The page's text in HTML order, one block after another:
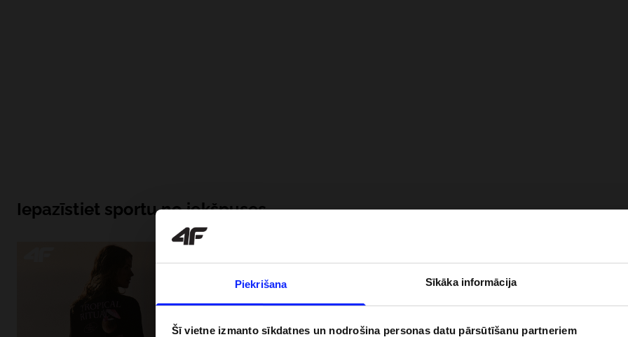
Piekrišana Sīkāka informācija
Šī vietne izmanto sīkdatnes un nodrošina personas datu pārsūtīšanu partneriem
Iepazīstiet sportu no iekšpuses